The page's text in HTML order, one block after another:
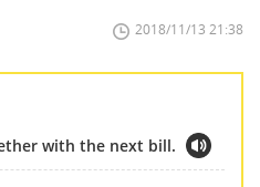
2018/11/13 21:38
with the next bill.